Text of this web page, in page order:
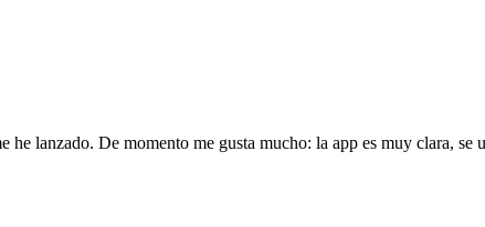
lanzado. De momento me gusta mucho: la app es muy clara, se